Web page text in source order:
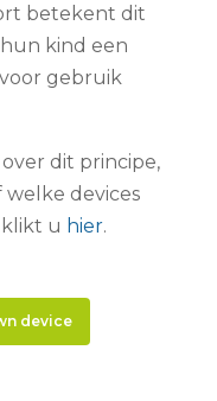
betekent dit
kind een
gebruik
dit principe,
welke devices
u hier.
device